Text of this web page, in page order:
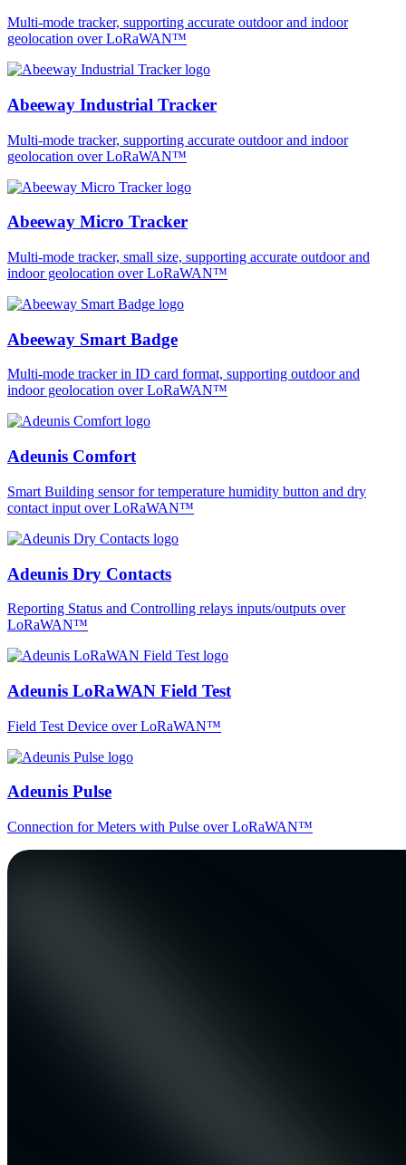
Multi-mode tracker, supporting accurate outdoor and indoor
geolocation over LoRaWAN™
Abeeway Industrial Tracker
Multi-mode tracker, supporting accurate outdoor and indoor
geolocation over LoRaWAN™
Abeeway Micro Tracker
Multi-mode tracker, small size, supporting accurate outdoor and
indoor geolocation over LoRaWAN™
Abeeway Smart Badge
Multi-mode tracker in ID card format, supporting outdoor and
indoor geolocation over LoRaWAN™
Adeunis Comfort
Smart Building sensor for temperature humidity button and dry
contact input over LoRaWAN™
Adeunis Dry Contacts
Reporting Status and Controlling relays inputs/outputs over
LoRaWAN™
Adeunis LoRaWAN Field Test
Field Test Device over LoRaWAN™
Adeunis Pulse
Connection for Meters with Pulse over LoRaWAN™